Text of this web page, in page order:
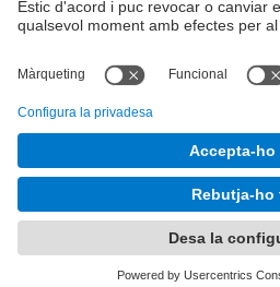
Formulari de contacte
Desenvolupat amb